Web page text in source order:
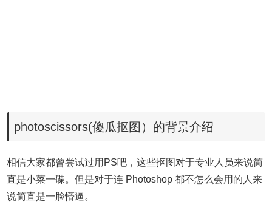
photoscissors(傻瓜抠图）的背景介绍
相信大家都曾尝试过用PS吧，这些抠图对于专业人员来说简
直是小菜一碟。但是对于连 Photoshop 都不怎么会用的人来
说简直是一脸懵逼。